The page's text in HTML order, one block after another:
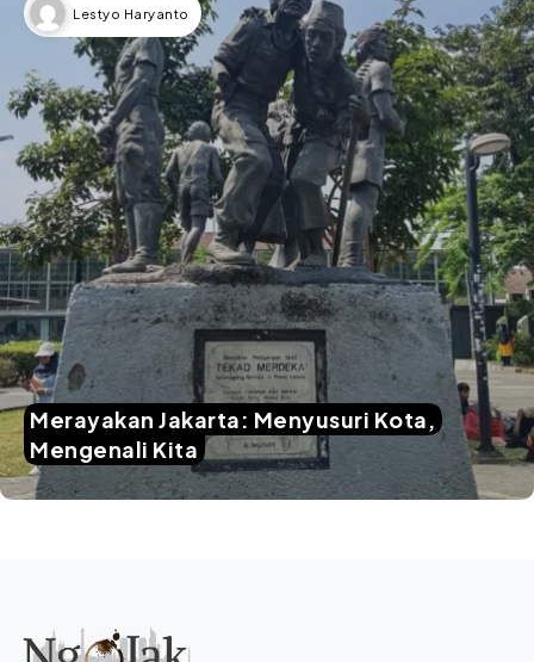
Lestyo Haryanto
Merayakan Jakarta: Menyusuri Kota,
Mengenali Kita